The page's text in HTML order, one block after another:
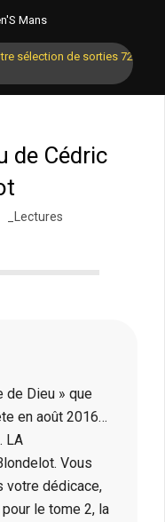
Mans
sélection de sorties 72 pour
de Cédric
_Lectures
de Dieu » que
en août 2016…
LA
Vous
votre dédicace,
le tome 2, la